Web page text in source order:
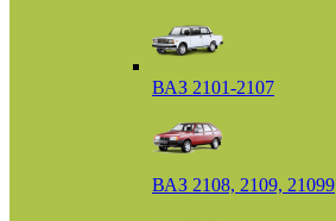
ВАЗ 2101-2107
ВАЗ 2108, 2109, 21099